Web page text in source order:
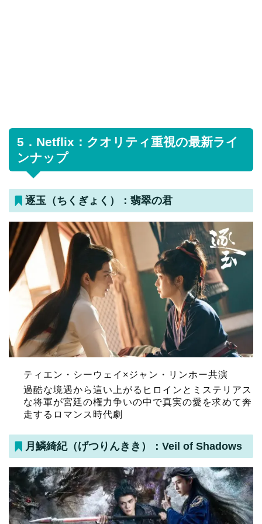
5．Netflix：クオリティ重視の最新ライ
ンナップ
逐玉（ちくぎょく）：翡翠の君
ティエン・シーウェイ×ジャン・リンホー共演
過酷な境遇から這い上がるヒロインとミステリアス
な将軍が宮廷の権力争いの中で真実の愛を求めて奔
走するロマンス時代劇
月鱗綺紀（げつりんきき）：Veil of Shadows